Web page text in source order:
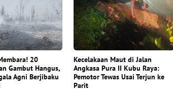
20
Gambut Hangus,
Agni Berjibaku
Kecelakaan Maut di Jalan
Angkasa Pura II Kubu Raya:
Pemotor Tewas Usai Terjun ke
Parit